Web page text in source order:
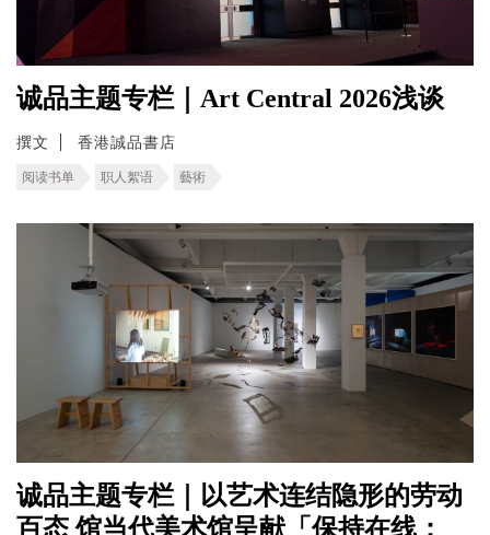
诚品主题专栏｜Art Central 2026浅谈
撰文 香港誠品書店
阅读书单 职人絮语 藝術
诚品主题专栏｜以艺术连结隐形的劳动
百态 馆当代美术馆呈献「保持在线：